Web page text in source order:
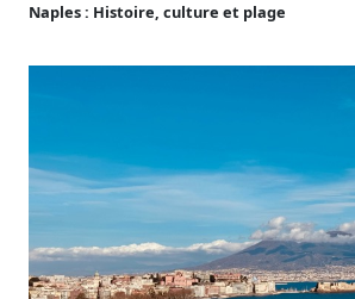
Naples : Histoire, culture et plage